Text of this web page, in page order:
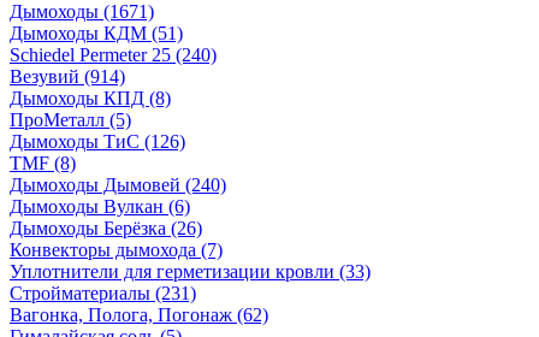
Дымоходы (1671)
Дымоходы КДМ (51)
Schiedel Permeter 25 (240)
Везувий (914)
Дымоходы КПД (8)
ПроМеталл (5)
Дымоходы ТиС (126)
TMF (8)
Дымоходы Дымовей (240)
Дымоходы Вулкан (6)
Дымоходы Берёзка (26)
Конвекторы дымохода (7)
Уплотнители для герметизации кровли (33)
Стройматериалы (231)
Вагонка, Полога, Погонаж (62)